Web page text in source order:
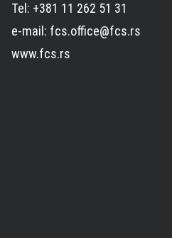
Tel: +381 11 262 51 31
e-mail: fcs.office@fcs.rs
www.fcs.rs